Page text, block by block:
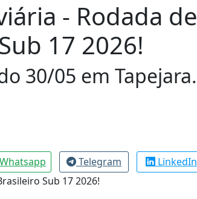
- Rodada de
17 2026!
30/05 em Tapejara.
Whatsapp Telegram LinkedIn